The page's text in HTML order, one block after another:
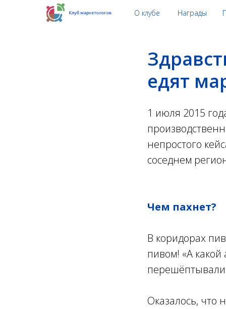
О клубе Награды
едят
1 июля 2015
непростого
соседнем
Чем пахнет?
В коридорах
пивом! «А
Оказалось, что